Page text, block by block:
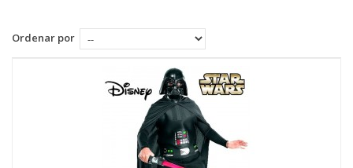
Ordenar por